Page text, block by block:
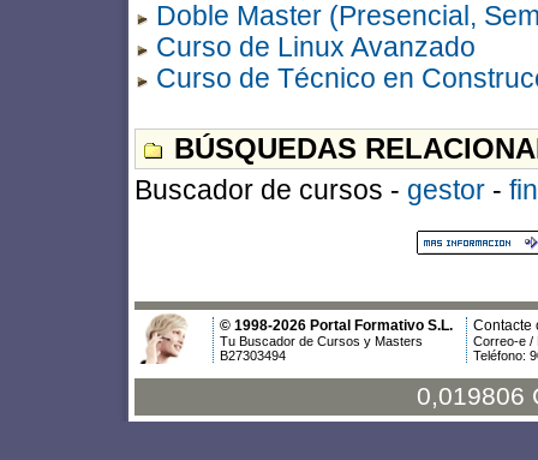
Doble Master (Presencial,
Curso de Linux Avanzado
Curso de Técnico en
BÚSQUEDAS
Buscador de cursos - gestor -
© 1998-2026 Portal Formativo S.L.
Tu Buscador de Cursos y Masters
B27303494
Contacte
Correo-e /
Teléfono:
0,019806